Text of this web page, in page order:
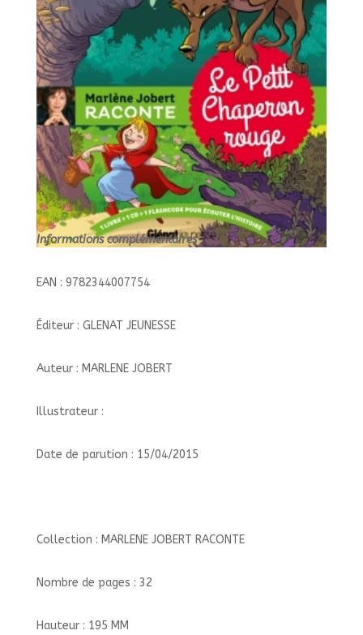
Informations complémentaires :
EAN : 9782344007754
Éditeur : GLENAT JEUNESSE
Auteur : MARLENE JOBERT
Illustrateur :
Date de parution : 15/04/2015
Collection : MARLENE JOBERT RACONTE
Nombre de pages : 32
Hauteur : 195 MM